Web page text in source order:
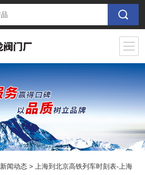
新闻动态 >
上海到北京高铁列车时刻表-上海